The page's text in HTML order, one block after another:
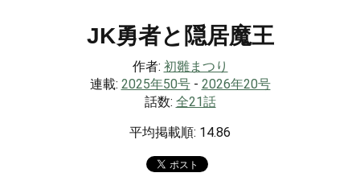
JK勇者と隠居魔王
作者: 初雛まつり
連載: 2025年50号- 2026年20号
話数: 全21話
平均掲載順: 14.86